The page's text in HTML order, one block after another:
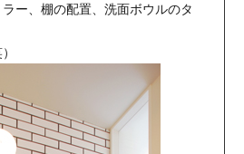
ー、棚の配置、洗面ボウルのタ